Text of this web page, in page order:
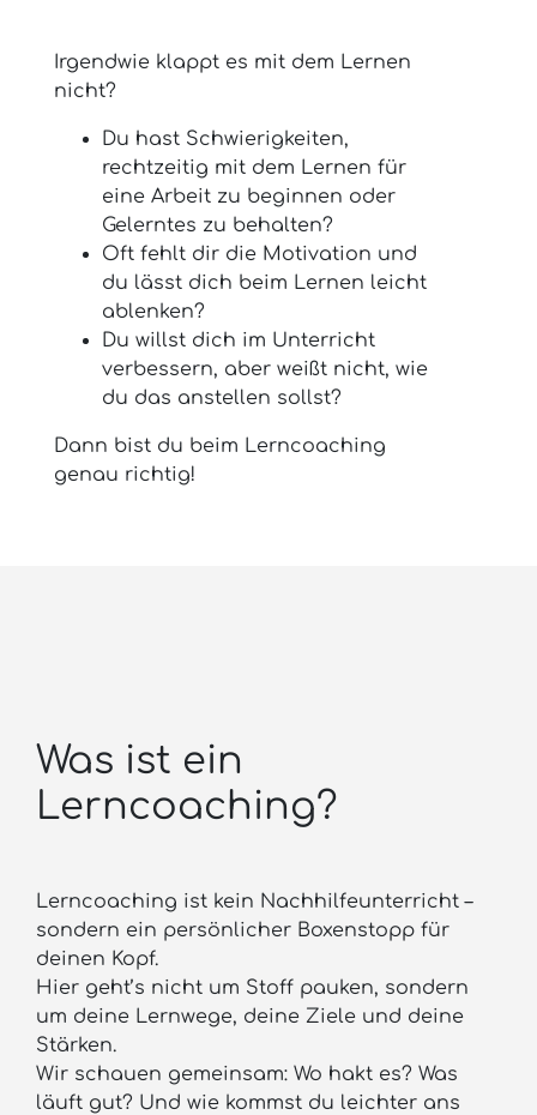
Irgendwie klappt es mit dem Lernen
nicht?
Du hast Schwierigkeiten,
rechtzeitig mit dem Lernen für
eine Arbeit zu beginnen oder
Gelerntes zu behalten?
Oft fehlt dir die Motivation und
du lässt dich beim Lernen leicht
ablenken?
Du willst dich im Unterricht
verbessern, aber weißt nicht, wie
du das anstellen sollst?
Dann bist du beim Lerncoaching
genau richtig!
Was ist ein
Lerncoaching?
Lerncoaching ist kein Nachhilfeunterricht –
sondern ein persönlicher Boxenstopp für
deinen Kopf.
Hier geht’s nicht um Stoff pauken, sondern
um deine Lernwege, deine Ziele und deine
Stärken.
Wir schauen gemeinsam: Wo hakt es? Was
läuft gut? Und wie kommst du leichter ans